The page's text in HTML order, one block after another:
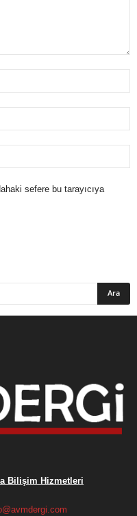
sefere bu tarayıcıya
Bilişim Hizmetleri